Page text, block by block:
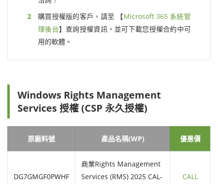
購買授權版的客戶，請至 【Microsoft 365 系統管
理後台】查詢授權資訊，並可下載您授權合約中可
用的軟體。
Windows Rights Management
Services 授權 (CSP 永久授權)
原廠料號 產品名稱(WP) 優惠價
DG7GMGF0PWHF
商業Rights Management
Services (RMS) 2025 CAL-
CALL